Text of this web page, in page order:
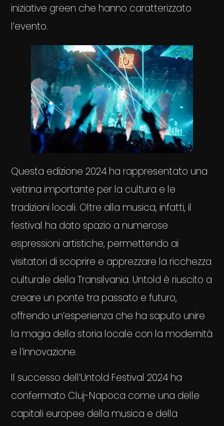
iniziative green che hanno caratterizzato
l’evento.
Questa edizione 2024 ha rappresentato una
vetrina importante per la cultura e le
tradizioni locali. Oltre alla musica, infatti, il
festival ha dato spazio a numerose
espressioni artistiche, permettendo ai
visitatori di scoprire e apprezzare la ricchezza
culturale della Transilvania. Untold è riuscito a
creare un ponte tra passato e futuro,
offrendo un’esperienza che ha saputo unire
la magia della storia locale con la modernità
e l’innovazione.
Il successo dell’Untold Festival 2024 ha
confermato Cluj-Napoca come una delle
capitali europee della musica e della